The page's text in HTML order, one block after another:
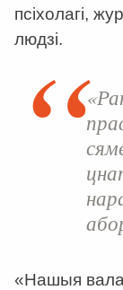
псіхолагі,
людзі.
«Нашыя